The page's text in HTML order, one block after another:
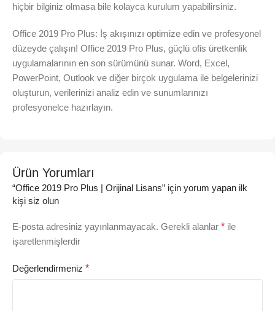
hiçbir bilginiz olmasa bile kolayca kurulum yapabilirsiniz.
Office 2019 Pro Plus: İş akışınızı optimize edin ve profesyonel
düzeyde çalışın! Office 2019 Pro Plus, güçlü ofis üretkenlik
uygulamalarının en son sürümünü sunar. Word, Excel,
PowerPoint, Outlook ve diğer birçok uygulama ile belgelerinizi
oluşturun, verilerinizi analiz edin ve sunumlarınızı
profesyonelce hazırlayın.
Ürün Yorumları
“Office 2019 Pro Plus | Orijinal Lisans” için yorum yapan ilk
kişi siz olun
E-posta adresiniz yayınlanmayacak. Gerekli alanlar * ile
işaretlenmişlerdir
Değerlendirmeniz *